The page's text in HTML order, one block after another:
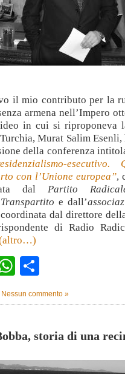
il mio contributo per la
armena nell’Impero
in cui si riproponeva
Murat Salim Esenli,
della conferenza
esecutivo.
con l’Unione europea”,
dal Partito
e dall’
coordinata dal direttore
di Radio
WhatsApp
Nessun commento »
storia di una